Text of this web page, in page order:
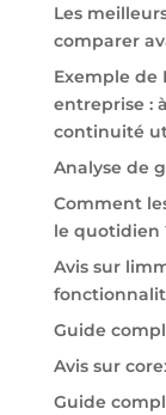
Les
comparer
Exemple de
entreprise :
continuité
Analyse de
Comment
le quotidien
Avis sur
Guide
Avis sur
Guide